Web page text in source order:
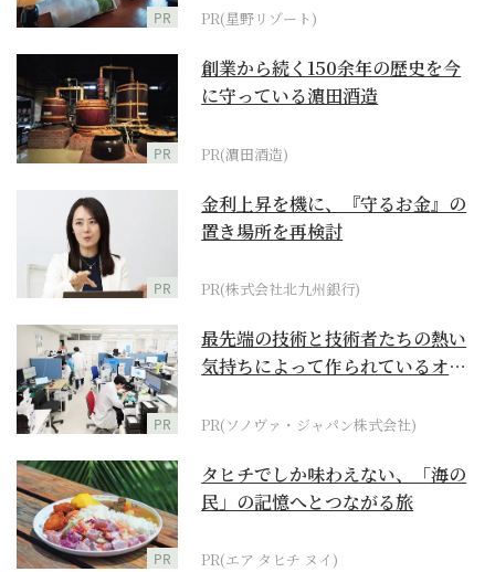
PR PR(星野リゾート)
PR
創業から続く150余年の歴史を今
に守っている濵田酒造
PR(濵田酒造)
PR
金利上昇を機に、『守るお金』の
置き場所を再検討
PR(株式会社北九州銀行)
PR
最先端の技術と技術者たちの熱い
気持ちによって作られているオー
PR(ソノヴァ・ジャパン株式会社)
PR
タヒチでしか味わえない、「海の
民」の記憶へとつながる旅
PR(エア タヒチ ヌイ)